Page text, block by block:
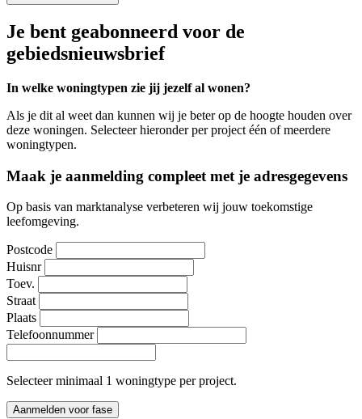
Je bent geabonneerd voor de
gebiedsnieuwsbrief
In welke woningtypen zie jij jezelf al wonen?
Als je dit al weet dan kunnen wij je beter op de hoogte houden over
deze woningen. Selecteer hieronder per project één of meerdere
woningtypen.
Maak je aanmelding compleet met je adresgegevens
Op basis van marktanalyse verbeteren wij jouw toekomstige
leefomgeving.
Postcode
Huisnr
Toev.
Straat
Plaats
Telefoonnummer
Selecteer minimaal 1 woningtype per project.
Aanmelden voor fase